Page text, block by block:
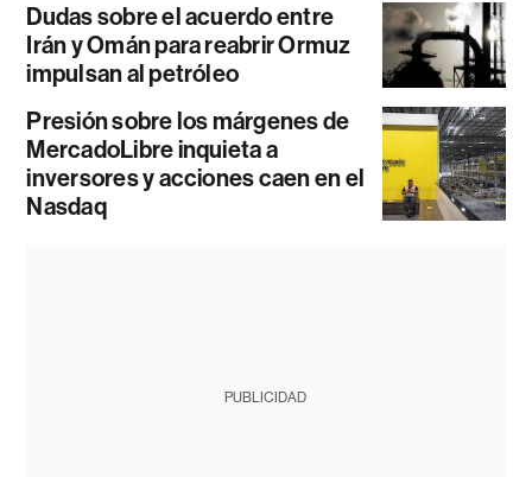
Dudas sobre el acuerdo entre
Irán y Omán para reabrir Ormuz
impulsan al petróleo
Presión sobre los márgenes de
MercadoLibre inquieta a
inversores y acciones caen en el
Nasdaq
PUBLICIDAD